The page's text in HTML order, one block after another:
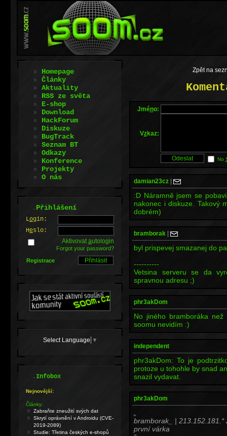
Zpět na
Jméno:
Vzkaz:
No
damian23cz
:D Náramně jsem se
nakonec i diskuze. Takový
dobrém)
bramborak
byl prispevej smazanej do
----------
Vetsina serveru se da
spravnou adresu ;)
phr3akDom
No jiného bramboráka
soomu nevidím :)
independent
phr3akDom: To je
protoze u tohohle by snad
snazil vydavat.
phr3akDom
bramborak_ | 213.152.181.*
první várka
Homepage
Články
Aktuality
RSS ze světa
E-shop
Download
HackForum
Diskuze
BugTrack
Seznam BT
Odkazy
Konference
Projekty
O nás
.Přihlášení
Login:
Heslo:
Aktivovatautologin
Forgot your password?
Registrace
Select Language ▼
.Infobox
Nejnovější:
Články:
Zabraňte zneužití svých dat
Skrytí oprávnění v Androidu (CVE-
2019-2089)
Studie: Třetina českých e-shopů